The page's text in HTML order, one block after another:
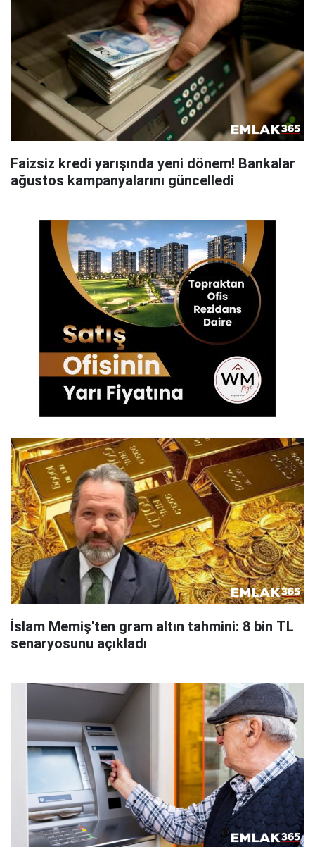
Faizsiz kredi yarışında yeni dönem! Bankalar
ağustos kampanyalarını güncelledi
İslam Memiş'ten gram altın tahmini: 8 bin TL
senaryosunu açıkladı